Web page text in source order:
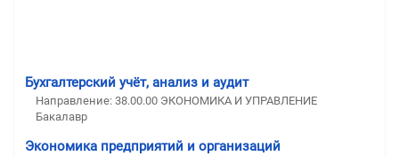
Бухгалтерский учёт, анализ и аудит
Направление: 38.00.00 ЭКОНОМИКА И УПРАВЛЕНИЕ
Бакалавр
Экономика предприятий и организаций